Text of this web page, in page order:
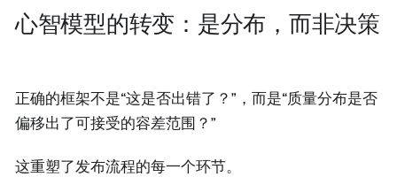
心智模型的转变：是分布，而非决策
正确的框架不是“这是否出错了？”，而是“质量分布是否
偏移出了可接受的容差范围？”
这重塑了发布流程的每一个环节。